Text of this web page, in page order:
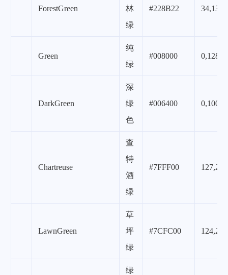
ForestGreen
林
绿
#228B22
Green
纯
绿
#008000 0,128,0
DarkGreen
深
绿
色
#006400 0,100,0
Chartreuse
查
特
酒
绿
#7FFF00
LawnGreen
草
坪
绿
#7CFC00
绿